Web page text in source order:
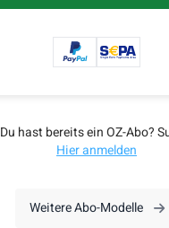
Du hast bereits ein OZ-Abo?
Hier anmelden
Weitere Abo-Modelle